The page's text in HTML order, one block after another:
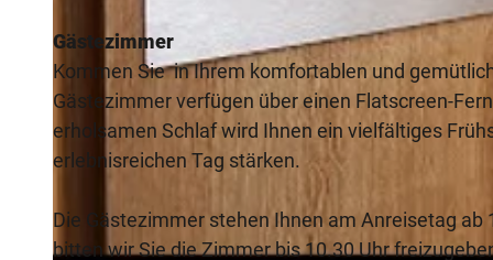
Gästezimmer
Kommen Sie in Ihrem komfortablen und
Gästezimmer verfügen über einen Flatscreen-
erholsamen Schlaf wird Ihnen ein vielfältiges
erlebnisreichen Tag stärken.
Die Gästezimmer stehen Ihnen am Anreisetag
bitten wir Sie die Zimmer bis 10.30 Uhr